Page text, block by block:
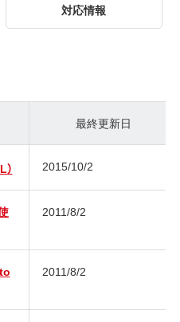
対応情報
最終更新日
2015/10/2
2011/8/2
2011/8/2